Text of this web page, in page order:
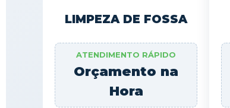
LIMPEZA DE FOSSA
ATENDIMENTO RÁPIDO
Orçamento na
Hora